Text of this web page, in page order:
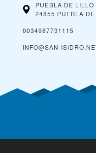
PUEBLA DE LILLO
24855 PUEBLA
0034987731115
INFO@SAN-